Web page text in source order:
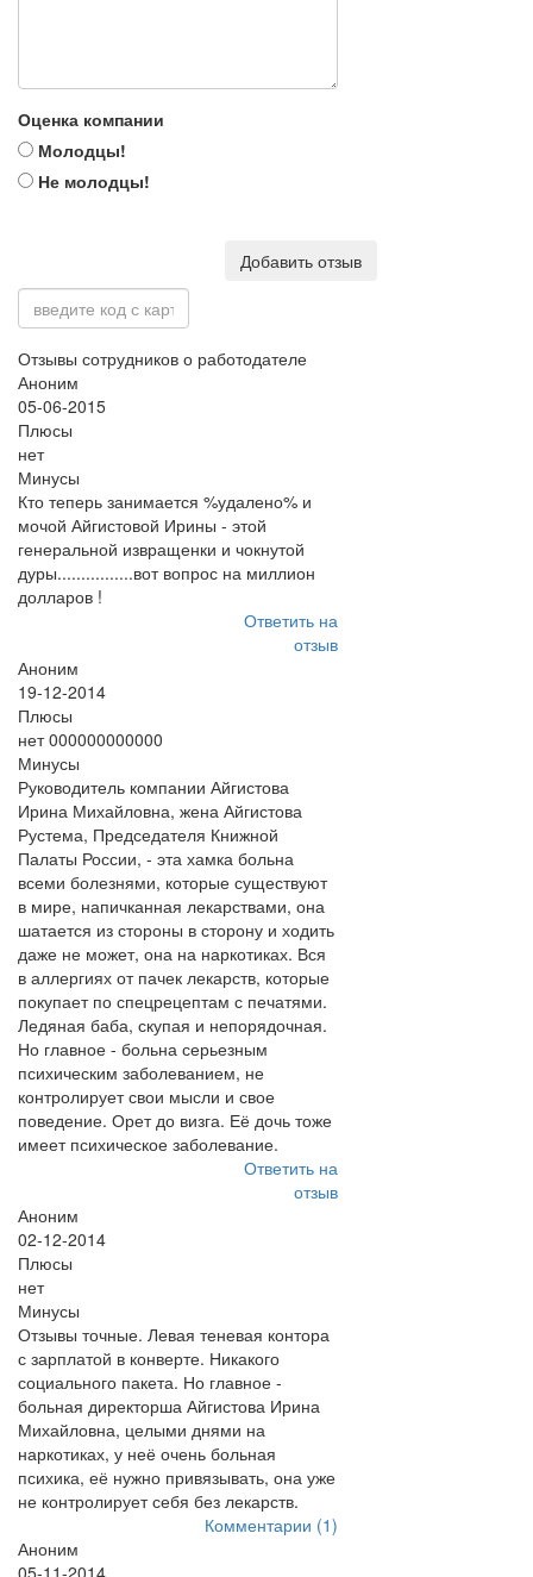
Оценка компании
Молодцы!
Не молодцы!
Добавить отзыв
Отзывы сотрудников о работодателе
Аноним
05-06-2015
Плюсы
нет
Минусы
Кто теперь занимается %удалено% и
мочой Айгистовой Ирины - этой
генеральной извращенки и чокнутой
дуры................вот вопрос на миллион
долларов !
Ответить на
отзыв
Аноним
19-12-2014
Плюсы
нет 000000000000
Минусы
Руководитель компании Айгистова
Ирина Михайловна, жена Айгистова
Рустема, Председателя Книжной
Палаты России, - эта хамка больна
всеми болезнями, которые существуют
в мире, напичканная лекарствами, она
шатается из стороны в сторону и ходить
даже не может, она на наркотиках. Вся
в аллергиях от пачек лекарств, которые
покупает по спецрецептам с печатями.
Ледяная баба, скупая и непорядочная.
Но главное - больна серьезным
психическим заболеванием, не
контролирует свои мысли и свое
поведение. Орет до визга. Её дочь тоже
имеет психическое заболевание.
Ответить на
отзыв
Аноним
02-12-2014
Плюсы
нет
Минусы
Отзывы точные. Левая теневая контора
с зарплатой в конверте. Никакого
социального пакета. Но главное -
больная директорша Айгистова Ирина
Михайловна, целыми днями на
наркотиках, у неё очень больная
психика, её нужно привязывать, она уже
не контролирует себя без лекарств.
Комментарии (1)
Аноним
05-11-2014